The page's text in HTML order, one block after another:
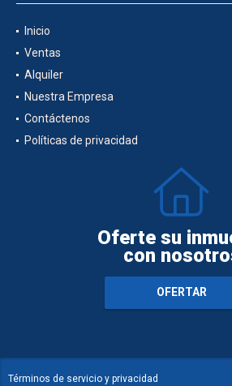
Inicio
Ventas
Alquiler
Nuestra Empresa
Contáctenos
Políticas de privacidad
Oferte su
con
OFERTAR
Términos de servicio y privacidad